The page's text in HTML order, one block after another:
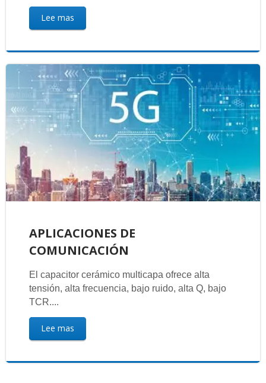
Lee mas
APLICACIONES DE
COMUNICACIÓN
El capacitor cerámico multicapa ofrece alta
tensión, alta frecuencia, bajo ruido, alta Q, bajo
TCR....
Lee mas